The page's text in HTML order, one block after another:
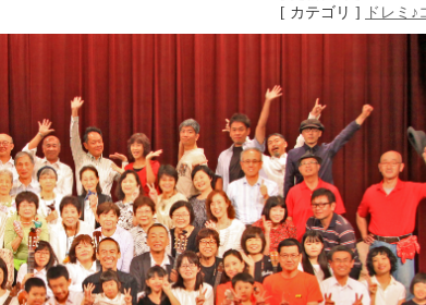
[ カテゴリ ]
ドレミ♪